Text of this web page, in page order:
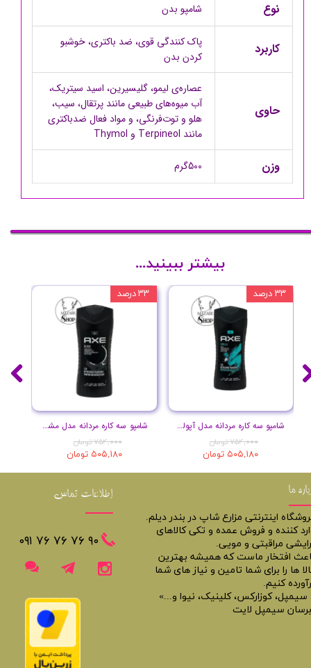
نوع شامپو بدن
کاربرد
پاک کنندگی قوی، ضد باکتری، خوشبو
کردن بدن
حاوی
عصاره‌ی لیمو، گلیسیرین، اسید سیتریک،
آب میوه‌های طبیعی مانند پرتقال، سیب،
هلو و توت‌فرنگی، و مواد فعال ضدباکتری
مانند Terpineol و Thymol
وزن 500گرم
شامپو سه کاره مردانه مدل مشکی حجم 400 میل
۷۵۴,۰۰۰ تومان
۵۰۵,۱۸۰ تومان
۳۳ درصد
شامپو سه کاره مردانه مدل آپولو حجم 400 میل
۷۵۴,۰۰۰ تومان
۵۰۵,۱۸۰ تومان
۳۳ درصد
بیشتر ببینید...
ما
اینترنتی مزارع شاپ در بندر دیلم.
کننده و فروش عمده و تکی کالاهای
مراقبتی و مویی.
افتخار ماست که همیشه بهترین
ها را برای شما تامین و نیاز های شما
کنیم.
سیمپل، کوزارکس، کلینیک، نیوا و...»
سیمپل لایت
اطلاعات تماس
​​٩٠ ٧۶ ٧۶ ٧۶ ٠٩١